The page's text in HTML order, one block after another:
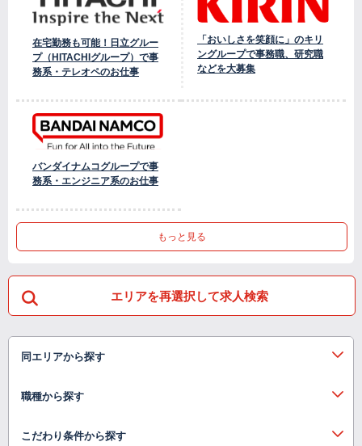
在宅勤務も可能！日立グルー
プ（HITACHIグループ）で事
務系・テレオペのお仕事
「おいしさを笑顔に」のキリ
ングループで事務職、研究職
などを大募集
バンダイナムコグループで事
務系・エンジニア系のお仕事
もっと見る
エリアを再選択して求人検索
同エリアから探す
職種から探す
こだわり条件から探す